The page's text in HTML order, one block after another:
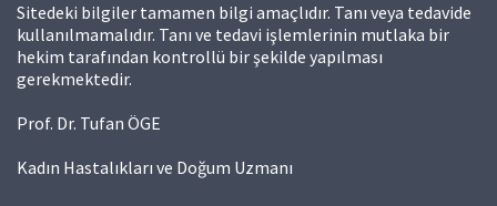
Sitedeki bilgiler tamamen bilgi amaçlıdır. Tanı veya tedavide
kullanılmamalıdır. Tanı ve tedavi işlemlerinin mutlaka bir
hekim tarafından kontrollü bir şekilde yapılması
gerekmektedir.
Prof. Dr. Tufan ÖGE
Kadın Hastalıkları ve Doğum Uzmanı